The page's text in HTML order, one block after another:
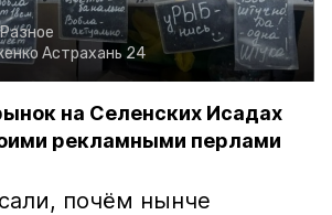
Разное
Астрахань 24
на Селенских Исадах
рекламными перлами
почём нынче